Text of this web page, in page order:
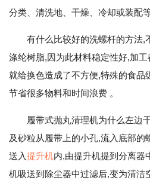
分类、清洗地、干燥、冷却或装配
有什么比较好的洗螺杆的方法,
涤纶树脂,因为此材料稳定性好,加
就给换色造成了不方便,特殊的食品
节省很多物料和时间浪费 。
履带式抛丸清理机为什么左边
及砂粒从履带上的小孔,流入底部的
送入提升机内,由提升机提到分离器
机吸送到除尘器中过滤后,变为清洁